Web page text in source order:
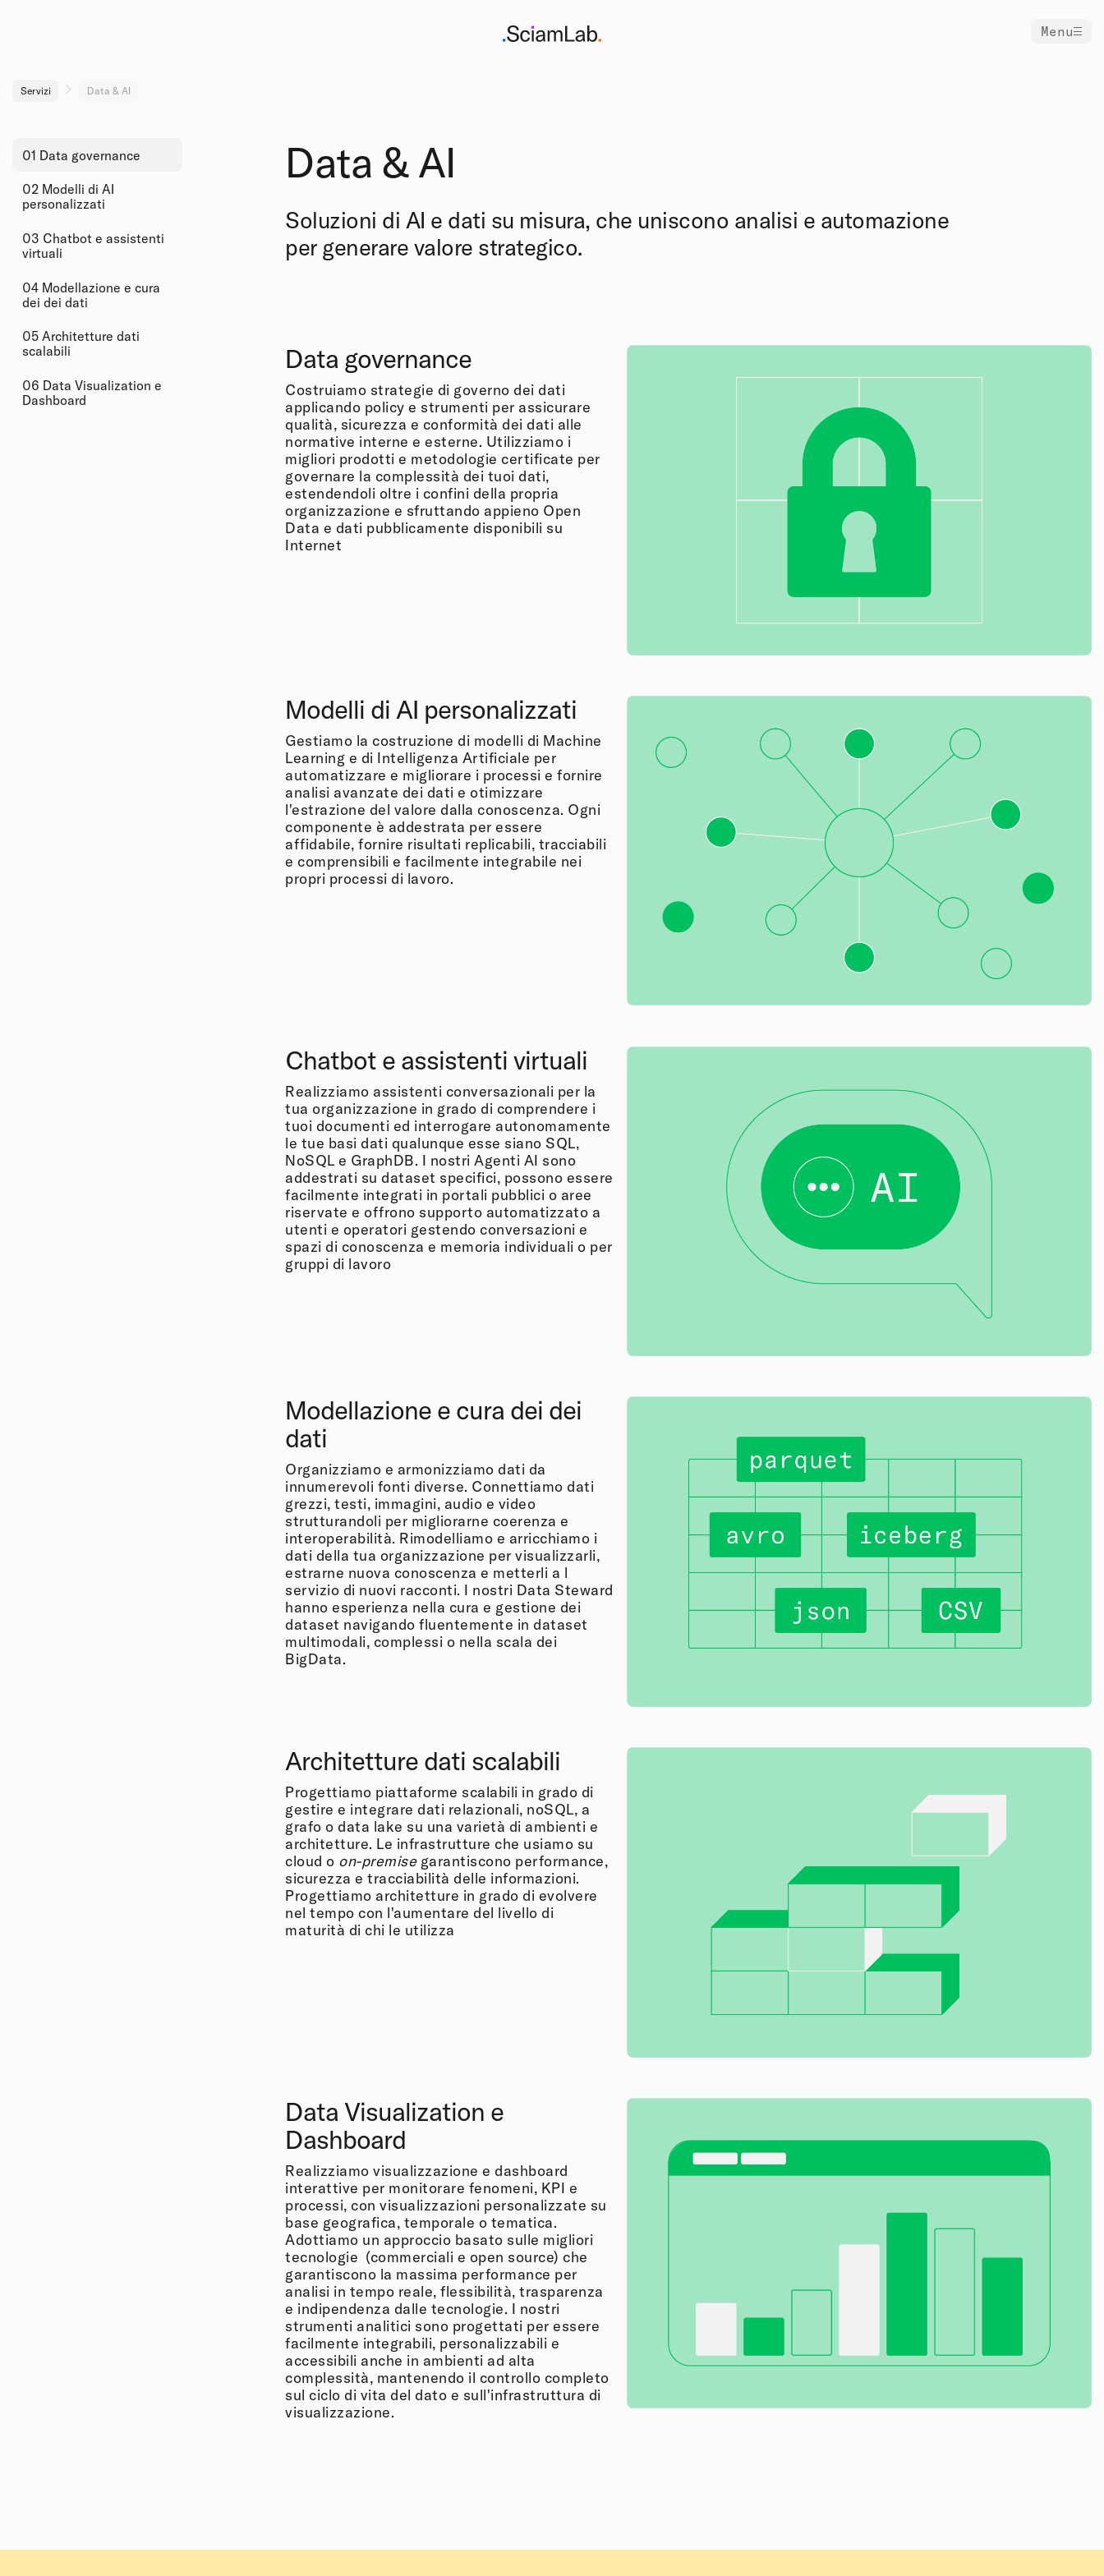
Menu
Servizi Data & AI
01 Data governance
02 Modelli di AI
personalizzati
03 Chatbot e assistenti
virtuali
04 Modellazione e cura
dei dei dati
05 Architetture dati
scalabili
06 Data Visualization e
Dashboard
Data & AI
Soluzioni di AI e dati su misura, che uniscono analisi e automazione
per generare valore strategico.
Data governance
Costruiamo strategie di governo dei dati
applicando policy e strumenti per assicurare
qualità, sicurezza e conformità dei dati alle
normative interne e esterne. Utilizziamo i
migliori prodotti e metodologie certificate per
governare la complessità dei tuoi dati,
estendendoli oltre i confini della propria
organizzazione e sfruttando appieno Open
Data e dati pubblicamente disponibili su
Internet
Modelli di AI personalizzati
Gestiamo la costruzione di modelli di Machine
Learning e di Intelligenza Artificiale per
automatizzare e migliorare i processi e fornire
analisi avanzate dei dati e otimizzare
l'estrazione del valore dalla conoscenza. Ogni
componente è addestrata per essere
affidabile, fornire risultati replicabili, tracciabili
e comprensibili e facilmente integrabile nei
propri processi di lavoro.
Chatbot e assistenti virtuali
Realizziamo assistenti conversazionali per la
tua organizzazione in grado di comprendere i
tuoi documenti ed interrogare autonomamente
le tue basi dati qualunque esse siano SQL,
NoSQL e GraphDB. I nostri Agenti AI sono
addestrati su dataset specifici, possono essere
facilmente integrati in portali pubblici o aree
riservate e offrono supporto automatizzato a
utenti e operatori gestendo conversazioni e
spazi di conoscenza e memoria individuali o per
gruppi di lavoro
Modellazione e cura dei dei
dati
Organizziamo e armonizziamo dati da
innumerevoli fonti diverse. Connettiamo dati
grezzi, testi, immagini, audio e video
strutturandoli per migliorarne coerenza e
interoperabilità. Rimodelliamo e arricchiamo i
dati della tua organizzazione per visualizzarli,
estrarne nuova conoscenza e metterli a l
servizio di nuovi racconti. I nostri Data Steward
hanno esperienza nella cura e gestione dei
dataset navigando fluentemente in dataset
multimodali, complessi o nella scala dei
BigData.
Architetture dati scalabili
Progettiamo piattaforme scalabili in grado di
gestire e integrare dati relazionali, noSQL, a
grafo o data lake su una varietà di ambienti e
architetture. Le infrastrutture che usiamo su
cloud o on-premisegarantiscono performance,
sicurezza e tracciabilità delle informazioni.
Progettiamo architetture in grado di evolvere
nel tempo con l'aumentare del livello di
maturità di chi le utilizza
Data Visualization e
Dashboard
Realizziamo visualizzazione e dashboard
interattive per monitorare fenomeni, KPI e
processi, con visualizzazioni personalizzate su
base geografica, temporale o tematica.
Adottiamo un approccio basato sulle migliori
tecnologie (commerciali e open source) che
garantiscono la massima performance per
analisi in tempo reale, flessibilità, trasparenza
e indipendenza dalle tecnologie. I nostri
strumenti analitici sono progettati per essere
facilmente integrabili, personalizzabili e
accessibili anche in ambienti ad alta
complessità, mantenendo il controllo completo
sul ciclo di vita del dato e sull'infrastruttura di
visualizzazione.